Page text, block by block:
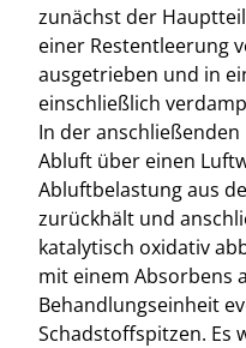
zunächst der
einer Restentleerung
ausgetrieben und in
einschließlich
In der
Abluft über einen
Abluftbelastung aus
zurückhält und
katalytisch oxidativ
mit einem Absorbens
Behandlungseinheit
Schadstoffspitzen. Es